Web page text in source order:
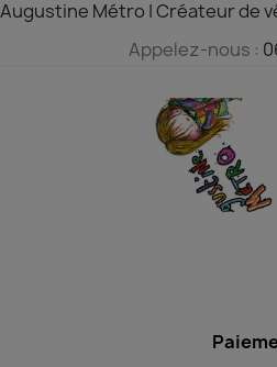
Augustine Métro | Créateur de
Appelez-nous :